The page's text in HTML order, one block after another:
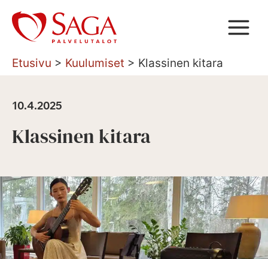
Siirry
sisältöön
Etusivu > Kuulumiset > Klassinen kitara
10.4.2025
Klassinen kitara